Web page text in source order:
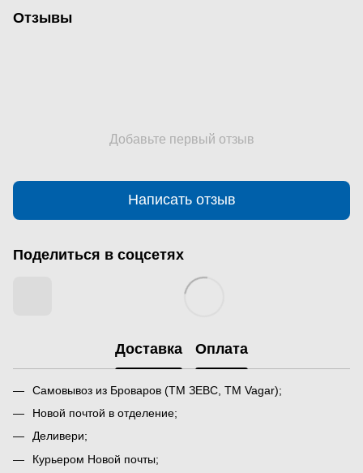
Отзывы
Добавьте первый отзыв
Написать отзыв
Поделиться в соцсетях
Доставка Оплата
Самовывоз из Броваров (ТМ ЗЕВС, ТМ Vagar);
Новой почтой в отделение;
Деливери;
Курьером Новой почты;